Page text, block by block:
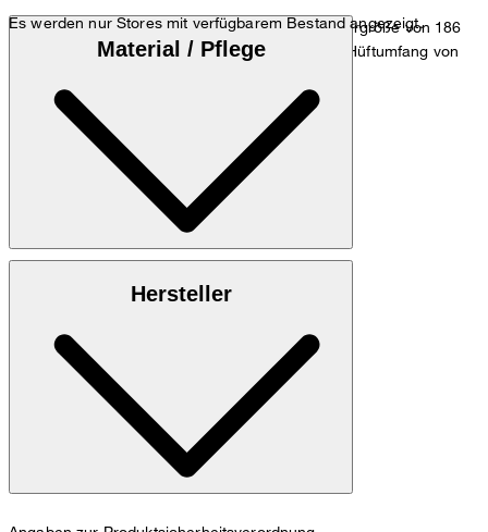
Es werden nur Stores mit verfügbarem Bestand angezeigt.
Das Model trägt die Größe 32/32 bei einer Körpergröße von 186
cm, einem Taillenumfang von 84 cm und einem Hüftumfang von
Zum Hosen Guide
Material / Pflege
Maschinenwäsche bei 30°C schonend
Hersteller